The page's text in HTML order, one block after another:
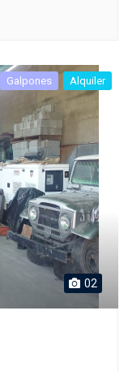
Galpones Alquiler
02